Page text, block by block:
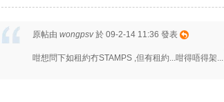
原帖由 wongpsv於 09-2-14 11:36 發表
咁想問下如租約冇STAMPS ,但有租約...咁得唔得架...